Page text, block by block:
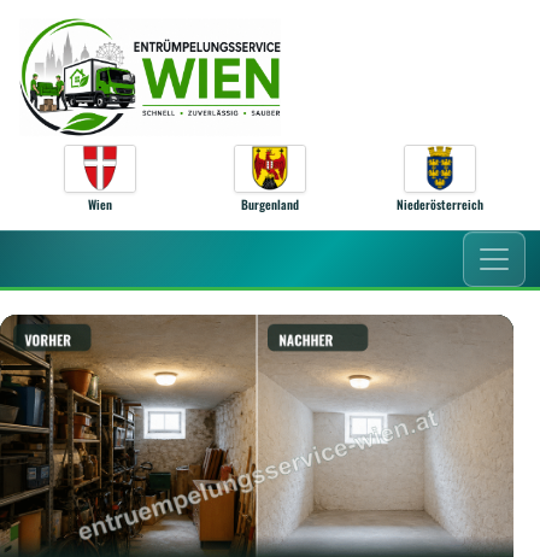
Zum Inhalt springen
Wien Burgenland Niederösterreich